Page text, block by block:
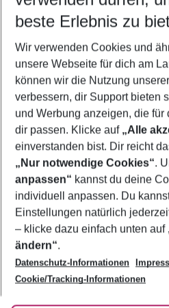
5-8
2 Erwachsene Keine Kinder
Mehr Filter
Footer
Footer navigation
Über uns
AGB
Bestpreisgarantie
Cookie-Einstellungen ändern
Cookie-Richtlinie
Agenturbetreuung
Barrierefreies Reisen
Folge uns
beste Erlebnis zu
Wir verwenden Cookies und
unsere Webseite für dich am
können wir die Nutzung
verbessern, dir Support bieten
und Werbung anzeigen, die für
dir passen. Klicke auf „Alle
einverstanden bist. Dir reicht
„Nur notwendige Cookies“.
anpassen“ kannst du deine
individuell anpassen. Du
Einstellungen natürlich
– klicke dazu einfach unten auf
ändern“.
Datenschutz-Informationen
Cookie/Tracking-Informationen